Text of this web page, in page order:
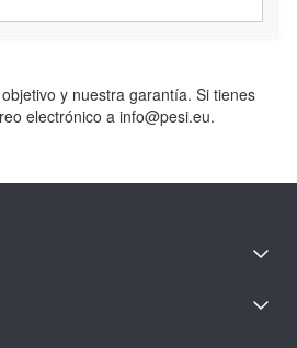
y nuestra garantía. Si tienes
electrónico a info@pesi.eu.